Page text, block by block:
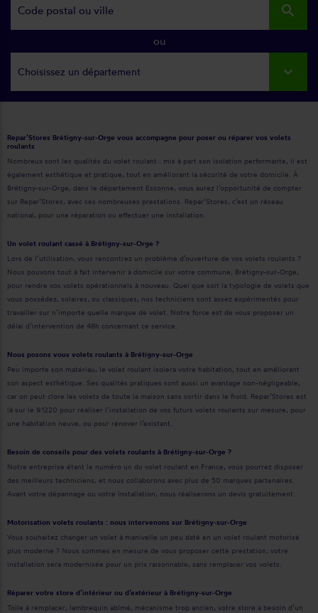
search
ou
Choisissez un département
Repar’Stores Brétigny-sur-Orge vous accompagne pour poser ou réparer vos volets
roulants
Nombreux sont les qualités du volet roulant : mis à part son isolation performante, il est
également esthétique et pratique, tout en améliorant la sécurité de votre domicile. À
Brétigny-sur-Orge, dans le département Essonne, vous aurez l’opportunité de compter
sur Repar’Stores, avec ses nombreuses prestations. Repar’Stores, c’est un réseau
national, pour une réparation ou effectuer une installation.
Un volet roulant cassé à Brétigny-sur-Orge ?
Lors de l’utilisation, vous rencontrez un problème d’ouverture de vos volets roulants ?
Nous pouvons tout à fait intervenir à domicile sur votre commune, Brétigny-sur-Orge,
pour rendre vos volets opérationnels à nouveau. Quel que soit la typologie de volets que
vous possédez, solaires, ou classiques, nos techniciens sont assez expérimentés pour
travailler sur n’importe quelle marque de volet. Notre force est de vous proposer un
délai d’intervention de 48h concernant ce service.
Nous posons vous volets roulants à Brétigny-sur-Orge
Peu importe son matériau, le volet roulant isolera votre habitation, tout en améliorant
son aspect esthétique. Ses qualités pratiques sont aussi un avantage non-négligeable,
car on peut clore les volets de toute la maison sans sortir dans le froid. Repar’Stores est
là sur le 91220 pour réaliser l’installation de vos futurs volets roulants sur mesure, pour
une habitation neuve, ou pour rénover l’existant.
Besoin de conseils pour des volets roulants à Brétigny-sur-Orge ?
Notre entreprise étant le numéro un du volet roulant en France, vous pourrez disposer
des meilleurs techniciens, et nous collaborons avec plus de 50 marques partenaires.
Avant votre dépannage ou votre installation, nous réaliserons un devis gratuitement.
Motorisation volets roulants : nous intervenons sur Brétigny-sur-Orge
Vous souhaitez changer un volet à manivelle un peu daté en un volet roulant motorisé
plus moderne ? Nous sommes en mesure de vous proposer cette prestation, votre
installation sera modernisée pour un prix raisonnable, sans remplacer vos volets.
Réparer votre store d’intérieur ou d’extérieur à Brétigny-sur-Orge
Toile à remplacer, lambrequin abîmé, mécanisme trop ancien, votre store a besoin d’un